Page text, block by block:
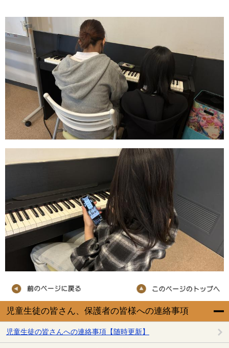
児童生徒の皆さん、保護者の皆様への連絡事項
児童生徒の皆さんへの連絡事項【随時更新】